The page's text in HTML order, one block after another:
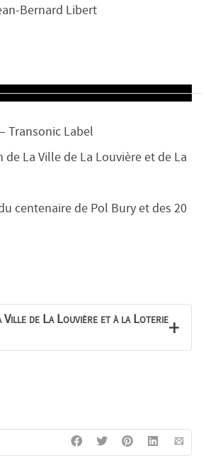
Bernard Libert
Transonic Label
de La Ville de La Louvière et de La
centenaire de Pol Bury et des 20
Ville de La Louvière et à la Loterie